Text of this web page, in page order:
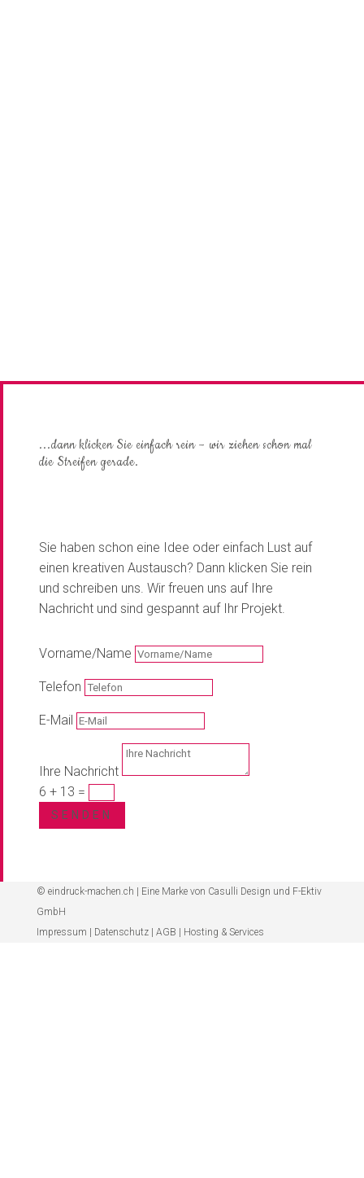
...dann klicken Sie einfach rein – wir ziehen schon mal
die Streifen gerade.
Sie haben schon eine Idee oder einfach Lust auf
einen kreativen Austausch? Dann klicken Sie rein
und schreiben uns. Wir freuen uns auf Ihre
Nachricht und sind gespannt auf Ihr Projekt.
Vorname/Name
Telefon
E-Mail
Ihre Nachricht
6 + 13 =
SENDEN
© eindruck-machen.ch | Eine Marke von Casulli Design und F-Ektiv
GmbH
Impressum
Datenschutz| AGB Hosting & Services